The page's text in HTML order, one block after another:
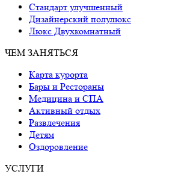
Стандарт улучшенный
Дизайнерский полулюкс
Люкс Двухкомнатный
ЧЕМ ЗАНЯТЬСЯ
Карта курорта
Бары и Рестораны
Медицина и СПА
Активный отдых
Развлечения
Детям
Оздоровление
УСЛУГИ